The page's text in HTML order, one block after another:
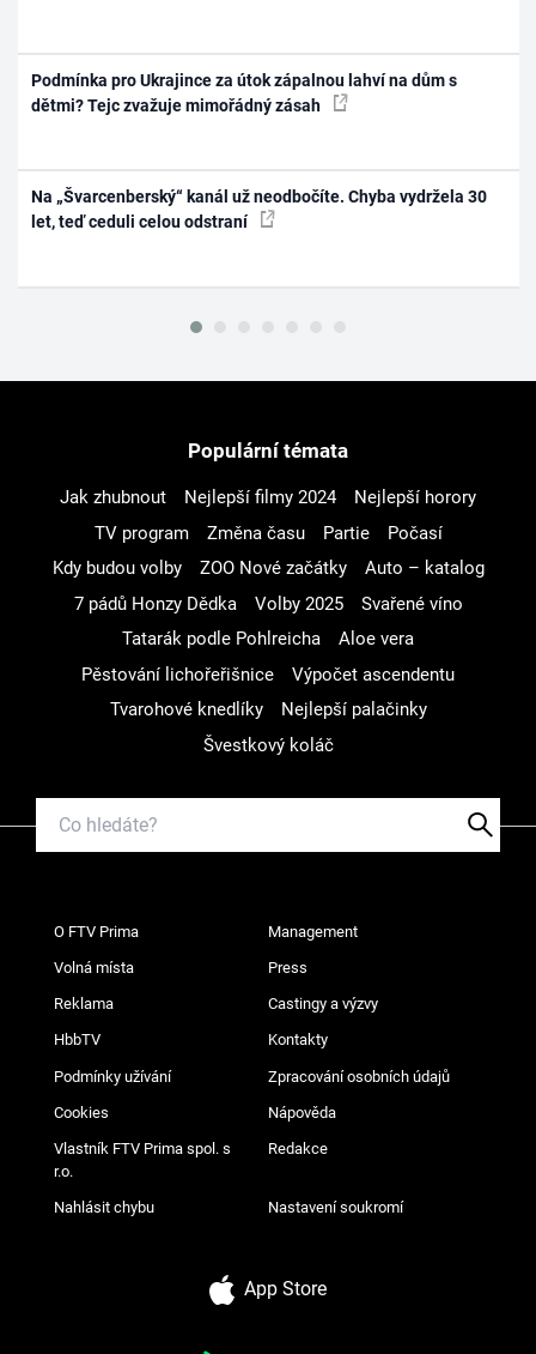
Podmínka pro Ukrajince za útok zápalnou lahví na dům s
dětmi? Tejc zvažuje mimořádný zásah
Na „Švarcenberský“ kanál už neodbočíte. Chyba vydržela 30
let, teď ceduli celou odstraní
Populární témata
Jak zhubnout Nejlepší filmy 2024
Nejlepší horory
TV program
Změna času Partie
Počasí
Kdy budou volby
ZOO Nové začátky
Auto – katalog
7 pádů Honzy Dědka
Volby 2025
Svařené víno
Tatarák podle Pohlreicha
Aloe vera
Pěstování lichořeřišnice
Výpočet ascendentu
Tvarohové knedlíky
Nejlepší palačinky
Švestkový koláč
O FTV Prima Management
Volná místa Press
Reklama Castingy a výzvy
HbbTV Kontakty
Podmínky užívání Zpracování osobních údajů
Cookies Nápověda
Vlastník FTV Prima spol. s
r.o.
Redakce
Nahlásit chybu Nastavení soukromí
App Store